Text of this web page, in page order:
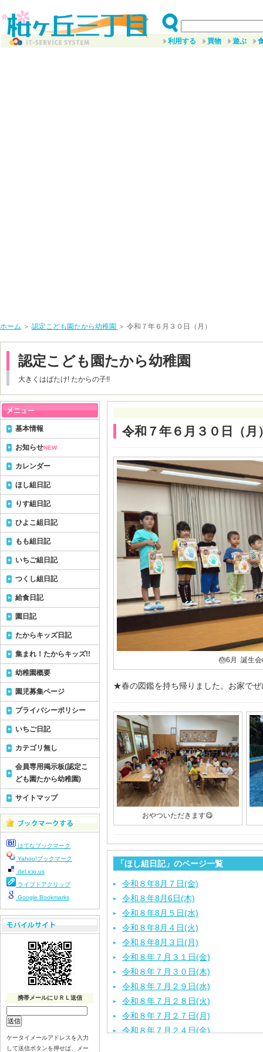
利用する 買物 遊ぶ
ホーム ＞ 認定こども園たから幼稚園 ＞ 令和７年６月３０日（月）
認定こども園たから幼稚園
大きくはばたけ! たからの子!!
令和７年６月３０日（月
🎂6月 誕生
★春の図鑑を持ち帰りました。お家で
おやついただきます😋
「ほし組日記」のページ一覧
令和８年8月７日(金)
令和８年8月6日(木)
令和８年8月５日(水)
令和８年8月４日(火)
令和８年8月３日(月)
令和８年７月３１日(金)
令和８年７月３０日(木)
令和８年７月２９日(水)
令和８年７月２８日(火)
令和８年７月２７日(月)
令和８年７月２４日(金)
基本情報
お知らせNEW
カレンダー
ほし組日記
りす組日記
ひよこ組日記
もも組日記
いちご組日記
つくし組日記
給食日記
園日記
たからキッズ日記
集まれ！たからキッズ!!
幼稚園概要
園児募集ページ
プライバシーポリシー
いちご日記
カテゴリ無し
会員専用掲示板(認定こ
ども園たから幼稚園)
サイトマップ
はてなブックマーク
Yahoo!ブックマーク
del.icio.us
ライブドアクリップ
Google Bookmarks
携帯メールにＵＲＬ送信
ケータイメールアドレスを入力
して送信ボタンを押せば、メー